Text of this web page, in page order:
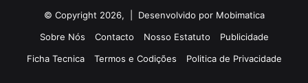
© Copyright 2026, | Desenvolvido por Mobimatica
Sobre Nós
Contacto Nosso Estatuto
Publicidade
Ficha Tecnica
Termos e Codições Politica de Privacidade